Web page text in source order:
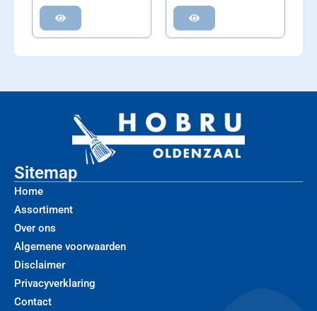
Sitemap
Home
Assortiment
Over ons
Algemene voorwaarden
Disclaimer
Privacyverklaring
Contact